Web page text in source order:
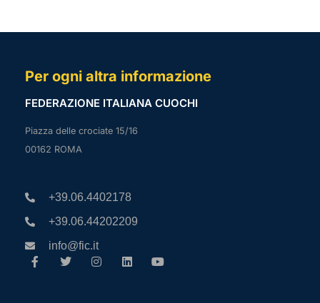
Per ogni altra informazione
FEDERAZIONE ITALIANA CUOCHI
Piazza delle crociate 15/16
00162 ROMA
+39.06.4402178
+39.06.44202209
info@fic.it